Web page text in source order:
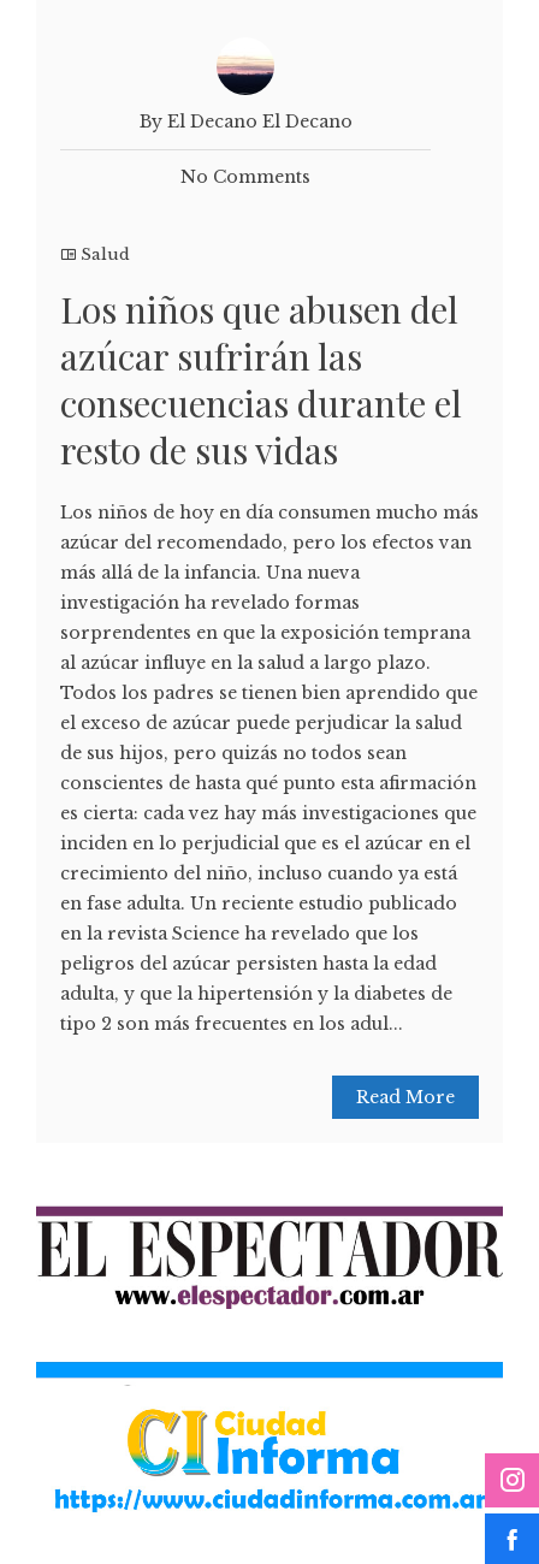
By El Decano El Decano
No Comments
Salud
Los niños que abusen del
azúcar sufrirán las
consecuencias durante el
resto de sus vidas
Los niños de hoy en día consumen mucho más
azúcar del recomendado, pero los efectos van
más allá de la infancia. Una nueva
investigación ha revelado formas
sorprendentes en que la exposición temprana
al azúcar influye en la salud a largo plazo.
Todos los padres se tienen bien aprendido que
el exceso de azúcar puede perjudicar la salud
de sus hijos, pero quizás no todos sean
conscientes de hasta qué punto esta afirmación
es cierta: cada vez hay más investigaciones que
inciden en lo perjudicial que es el azúcar en el
crecimiento del niño, incluso cuando ya está
en fase adulta. Un reciente estudio publicado
en la revista Science ha revelado que los
peligros del azúcar persisten hasta la edad
adulta, y que la hipertensión y la diabetes de
tipo 2 son más frecuentes en los adul...
Read More